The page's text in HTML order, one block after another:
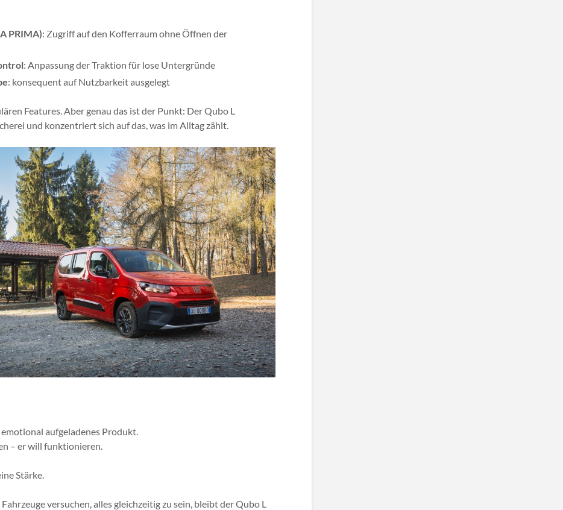
PRIMA): Zugriff auf den Kofferraum ohne Öffnen der
: Anpassung der Traktion für lose Untergründe
: konsequent auf Nutzbarkeit ausgelegt
Features. Aber genau das ist der Punkt: Der Qubo L
und konzentriert sich auf das, was im Alltag zählt.
aufgeladenes Produkt.
– er will funktionieren.
Stärke.
versuchen, alles gleichzeitig zu sein, bleibt der Qubo L